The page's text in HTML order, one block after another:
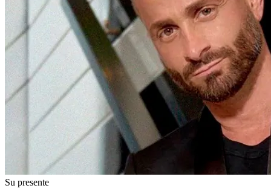
Su presente